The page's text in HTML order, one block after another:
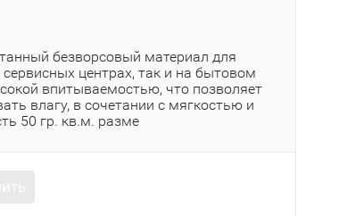
безворсовый материал для
центрах, так и на бытовом
впитываемостью, что позволяет
влагу, в сочетании с мягкостью и
50 гр. кв.м. разме